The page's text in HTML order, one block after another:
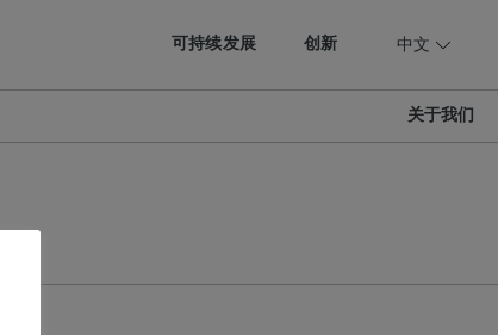
可持续发展 创新 中文
关于我们